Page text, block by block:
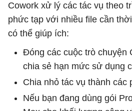
Cowork xử lý các tác vụ theo
phức tạp với nhiều file cần
có thể giúp ích:
Đóng các cuộc trò chuyện
chia sẻ hạn mức sử dụng
Chia nhỏ tác vụ thành các
Nếu bạn đang dùng gói